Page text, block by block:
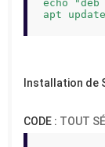
echo
apt
Installation de
CODE : TOUT